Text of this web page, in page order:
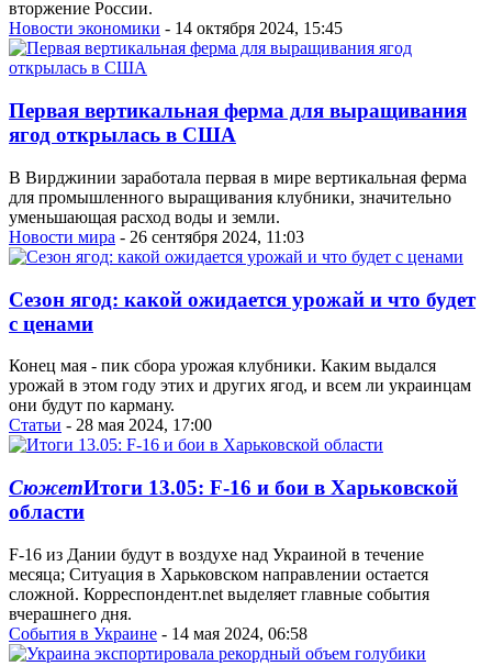
вторжение России.
Новости экономики - 14 октября 2024, 15:45
Первая вертикальная ферма для выращивания
ягод открылась в США
В Вирджинии заработала первая в мире вертикальная ферма
для промышленного выращивания клубники, значительно
уменьшающая расход воды и земли.
Новости мира - 26 сентября 2024, 11:03
Сезон ягод: какой ожидается урожай и что будет
с ценами
Конец мая - пик сбора урожая клубники. Каким выдался
урожай в этом году этих и других ягод, и всем ли украинцам
они будут по карману.
Статьи - 28 мая 2024, 17:00
СюжетИтоги 13.05: F-16 и бои в Харьковской
области
F-16 из Дании будут в воздухе над Украиной в течение
месяца; Ситуация в Харьковском направлении остается
сложной. Корреспондент.net выделяет главные события
вчерашнего дня.
События в Украине - 14 мая 2024, 06:58